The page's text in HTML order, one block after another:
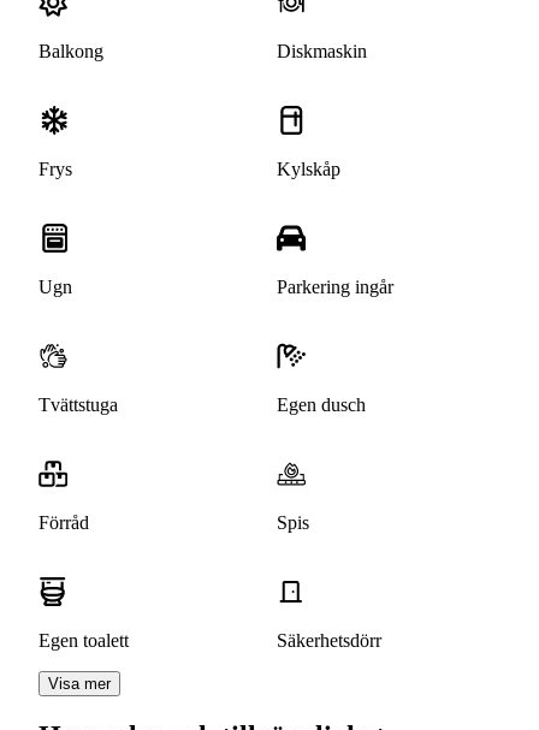
Balkong Diskmaskin
Frys Kylskåp
Ugn Parkering ingår
Tvättstuga Egen dusch
Förråd Spis
Egen toalett Säkerhetsdörr
Visa mer